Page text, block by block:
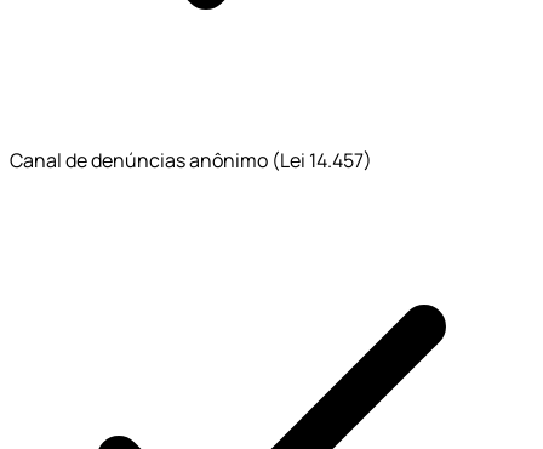
Canal de denúncias anônimo (Lei 14.457)